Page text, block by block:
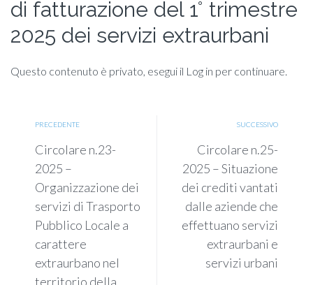
di fatturazione del 1° trimestre
2025 dei servizi extraurbani
Questo contenuto è privato, esegui il Log in per continuare.
PRECEDENTE
Circolare n.23-
2025 –
Organizzazione dei
servizi di Trasporto
Pubblico Locale a
carattere
extraurbano nel
territorio della
SUCCESSIVO
Circolare n.25-
2025 – Situazione
dei crediti vantati
dalle aziende che
effettuano servizi
extraurbani e
servizi urbani